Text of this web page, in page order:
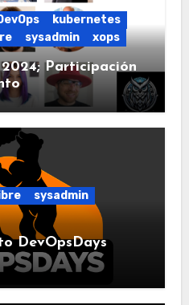
kubernetes
sysadmin xops
Participación
sysadmin
DevOpsDays